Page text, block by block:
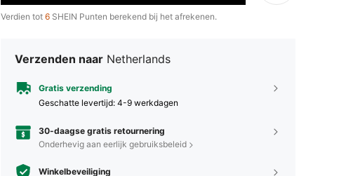
Verdien tot 6 SHEIN Punten berekend bij het afrekenen.
Verzenden naar Netherlands
Gratis verzending
Geschatte levertijd: 4-9 werkdagen
30-daagse gratis retournering
Onderhevig aan eerlijk gebruiksbeleid
Winkelbeveiliging